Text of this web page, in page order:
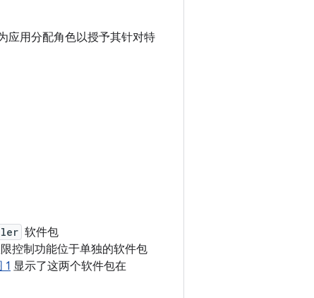
应用分配角色以授予其针对特
软件包
控制功能位于单独的软件包
1 显示了这两个软件包在